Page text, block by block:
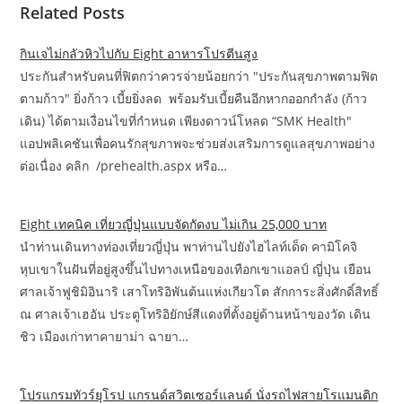
Related Posts
กินเจไม่กลัวหิวไปกับ Eight อาหารโปรตีนสูง
ประกันสำหรับคนที่ฟิตกว่าควรจ่ายน้อยกว่า "ประกันสุขภาพตามฟิต
ตามก้าว" ยิ่งก้าว เบี้ยยิ่งลด พร้อมรับเบี้ยคืนอีกหากออกกำลัง (ก้าว
เดิน) ได้ตามเงื่อนไขที่กำหนด เพียงดาวน์โหลด “SMK Health"
แอปพลิเคชันเพื่อคนรักสุขภาพจะช่วยส่งเสริมการดูแลสุขภาพอย่าง
ต่อเนื่อง คลิก /prehealth.aspx หรือ…
Eight เทคนิค เที่ยวญี่ปุ่นแบบจัดกัดงบ ไม่เกิน 25,000 บาท
นำท่านเดินทางท่องเที่ยวญี่ปุ่น พาท่านไปยังไฮไลท์เด็ด คามิโคจิ
หุบเขาในฝันที่อยู่สูงขึ้นไปทางเหนือของเทือกเขาแอลป์ ญี่ปุ่น เยือน
ศาลเจ้าฟูชิมิอินาริ เสาโทริอิพันต้นแห่งเกียวโต สักการะสิ่งศักดิ์สิทธิ์
ณ ศาลเจ้าเฮอัน ประตูโทริอิยักษ์สีแดงที่ตั้งอยู่ด้านหน้าของวัด เดิน
ชิว เมืองเก่าทาคายาม่า ฉายา…
โปรแกรมทัวร์ยุโรป แกรนด์สวิตเซอร์แลนด์ นั่งรถไฟสายโรแมนติก